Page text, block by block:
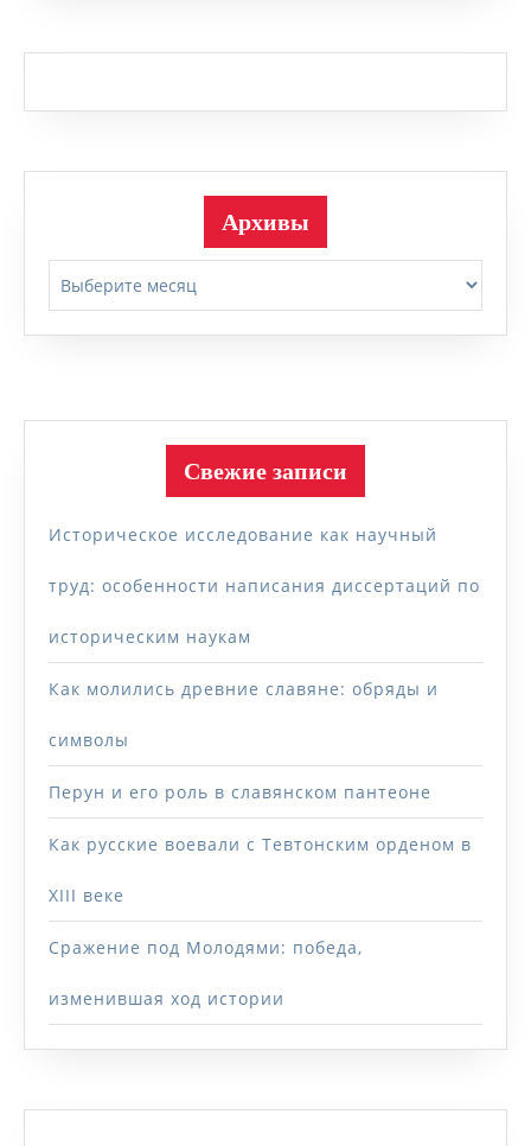
Архивы
Свежие записи
Историческое исследование как научный
труд: особенности написания диссертаций по
историческим наукам
Как молились древние славяне: обряды и
символы
Перун и его роль в славянском пантеоне
Как русские воевали с Тевтонским орденом в
XIII веке
Сражение под Молодями: победа,
изменившая ход истории